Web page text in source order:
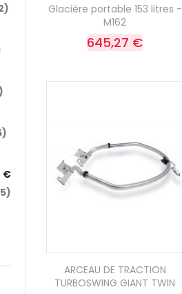
€
Glacière portable 153 litres -
M162
645,27 €
ARCEAU DE TRACTION
TURBOSWING GIANT TWIN